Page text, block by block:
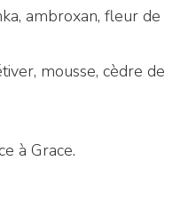
ambroxan, fleur de
mousse, cèdre de
à Grace.